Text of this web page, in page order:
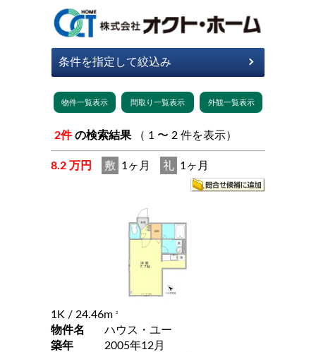
2件 の検索結果 （ 1 〜 2 件を表示）
8.2 万円 敷 1ヶ月 礼 1ヶ月
1K / 24.46m 2
物件名
ハウス・ユー
築年
2005年12月